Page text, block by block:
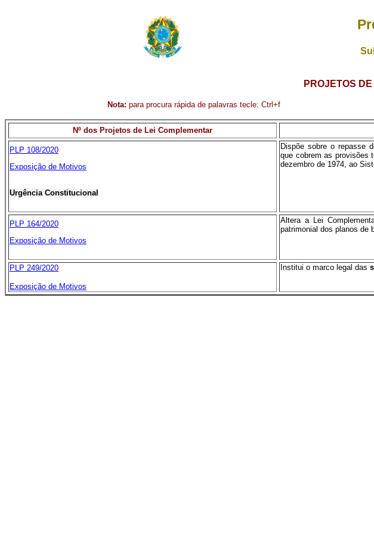
PROJETOS
Nota: para procura rápida de palavras tecle: Ctrl+f
Nº dos Projetos de Lei Complementar
PLP 108/2020
Exposição de Motivos
Urgência Constitucional
Dispõe sobre o repasse
que cobrem as provisões
dezembro de 1974, ao
PLP 164/2020
Exposição de Motivos
Altera a Lei
patrimonial dos planos de
PLP 249/2020
Exposição de Motivos
Institui o marco legal das